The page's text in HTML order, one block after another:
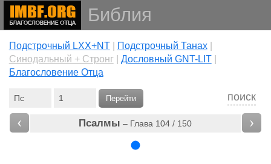
Библия
Подстрочный LXX+NT| Подстрочный Танах|
Cинодальный + Стронг| Дословный GNT-LIT|
Благословение Отца
поиск
Перейти
‹ Псалмы – Глава 104 / 150 ›